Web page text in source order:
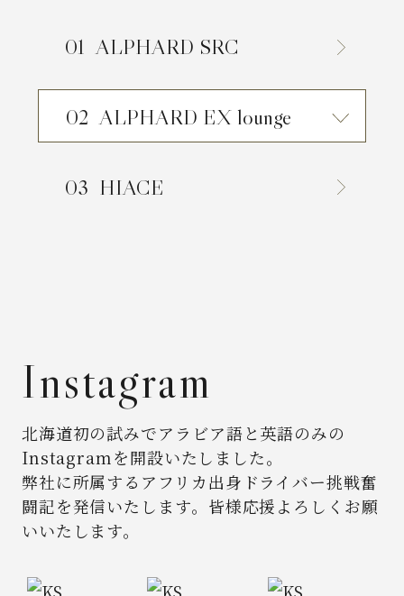
ALPHARD SRC
ALPHARD EX lounge
HIACE
Instagram
北海道初の試みでアラビア語と英語のみの
Instagramを開設いたしました。
弊社に所属するアフリカ出身ドライバー挑戦奮
闘記を発信いたします。 皆様応援よろしくお願
いいたします。